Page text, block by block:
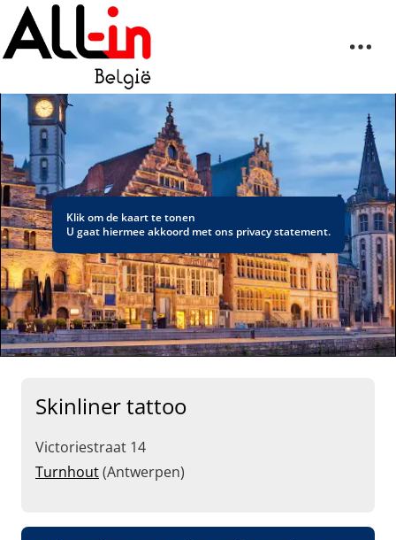
Klik om de kaart te tonen
U gaat hiermee akkoord met ons privacy statement.
Skinliner tattoo
Victoriestraat 14
Turnhout(Antwerpen)